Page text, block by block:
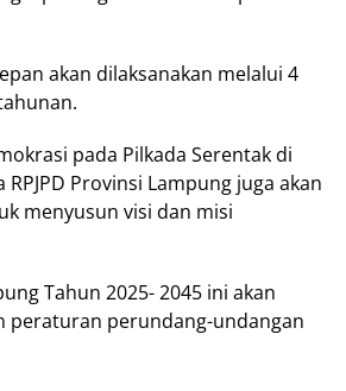
akan dilaksanakan melalui 4
pada Pilkada Serentak di
Provinsi Lampung juga akan
menyusun visi dan misi
Tahun 2025- 2045 ini akan
peraturan perundang-undangan